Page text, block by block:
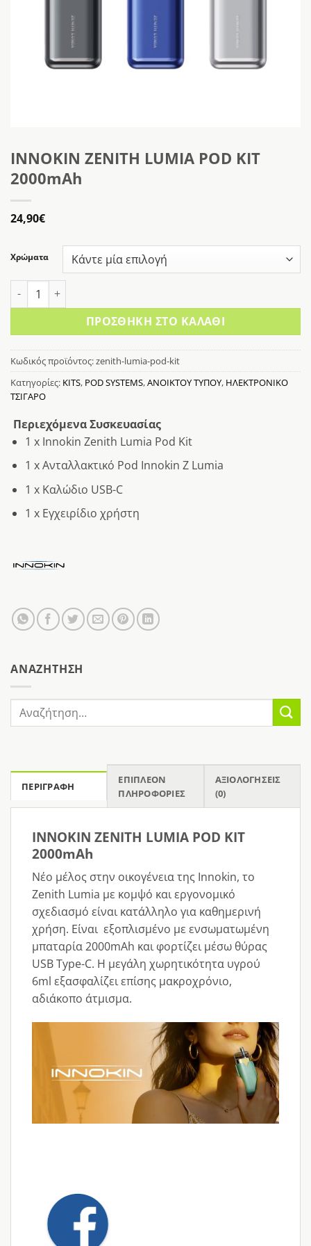
INNOKIN ZENITH LUMIA POD KIT
2000mAh
24,90€
Χρώματα
ΠΡΟΣΘΉΚΗ ΣΤΟ ΚΑΛΆΘΙ
Κωδικός προϊόντος:zenith-lumia-pod-kit
Κατηγορίες: KITS, POD SYSTEMS,ΑΝΟΙΚΤΟΥ ΤΥΠΟΥ, ΗΛΕΚΤΡΟΝΙΚΟ
ΤΣΙΓΑΡΟ
Περιεχόμενα Συσκευασίας
1 x Innokin Zenith Lumia Pod Kit
1 x Ανταλλακτικό Pod Innokin Z Lumia
1 x Καλώδιο USB-C
1 x Εγχειρίδιο χρήστη
AΝΑΖΉΤΗΣΗ
για:
ΠΕΡΙΓΡΑΦΉ
ΕΠΙΠΛΈΟΝ
ΠΛΗΡΟΦΟΡΊΕΣ
ΑΞΙΟΛΟΓΉΣΕΙΣ
(0)
INNOKIN ZENITH LUMIA POD KIT
2000mAh
Νέο μέλος στην οικογένεια της Innokin, το
Zenith Lumia με κομψό και εργονομικό
σχεδιασμό είναι κατάλληλο για καθημερινή
χρήση. Είναι εξοπλισμένο με ενσωματωμένη
μπαταρία 2000mAh και φορτίζει μέσω θύρας
USB Type-C. Η μεγάλη χωρητικότητα υγρού
6ml εξασφαλίζει επίσης μακροχρόνιο,
αδιάκοπο άτμισμα.